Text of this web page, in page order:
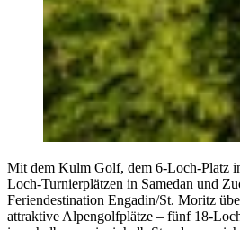
Mit dem Kulm Golf, dem 6-Loch-Platz
Loch-Turnierplätzen in Samedan und
Feriendestination Engadin/St. Moritz
attraktive Alpengolfplätze – fünf 18-